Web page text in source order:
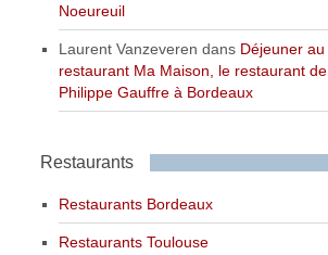
Noeureuil
Laurent Vanzeveren dans Déjeuner au
restaurant Ma Maison, le restaurant de
Philippe Gauffre à Bordeaux
Restaurants
Restaurants Bordeaux
Restaurants Toulouse